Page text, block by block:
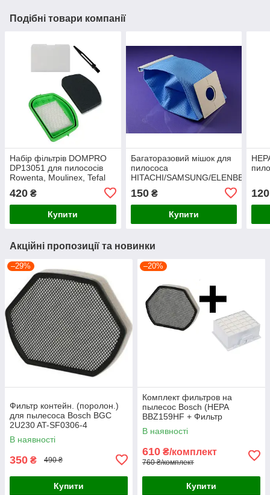
Подібні товари компанії
Набір фільтрів DOMPRO
DP13051 для пилососів
Rowenta, Moulinex, Tefal
420 ₴
Купити
Багаторазовий мішок для
пилососа
HITACHI/SAMSUNG/ELENBERG
DP14002
150₴
Купити
120
Акційні пропозиції та новинки
–29%
Фильтр контейн. (поролон.)
для пылесоса Bosch BGC
2U230 AT-SF0306-4
В наявності
350 ₴ 490 ₴
Купити
–20%
Комплект фильтров на
пылесос Bosch (HEPA
BBZ159HF + Фильтр
предмоторный BOSCH
12012937)
В наявності
610 ₴/комплект
760 ₴/комплект
Купити